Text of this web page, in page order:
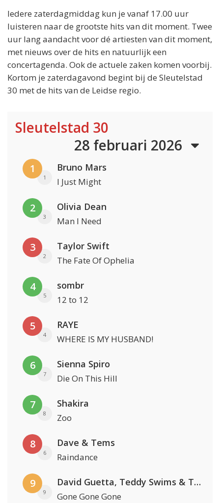
Iedere zaterdagmiddag kun je vanaf 17.00 uur
luisteren naar de grootste hits van dit moment. Twee
uur lang aandacht voor dé artiesten van dit moment,
met nieuws over de hits en natuurlijk een
concertagenda. Ook de actuele zaken komen voorbij.
Kortom je zaterdagavond begint bij de Sleutelstad
30 met de hits van de Leidse regio.
Sleutelstad 30
28 februari 2026
1
1
Bruno Mars
I Just Might
2
3
Olivia Dean
Man I Need
3
2
Taylor Swift
The Fate Of Ophelia
4
5
sombr
12 to 12
5
4
RAYE
WHERE IS MY HUSBAND!
6
7
Sienna Spiro
Die On This Hill
7
8
Shakira
Zoo
8
6
Dave & Tems
Raindance
9
9
David Guetta, Teddy Swims & Tones And I
Gone Gone Gone